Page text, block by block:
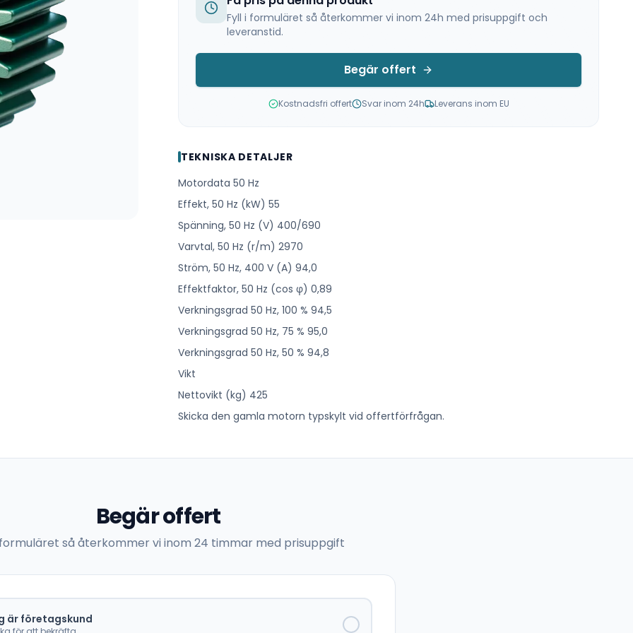
Fyll i formuläret så återkommer vi inom 24h med prisuppgift och
leveranstid.
Begär offert
Kostnadsfri offert Svar inom 24h Leverans inom EU
TEKNISKA DETALJER
Motordata 50 Hz
Effekt, 50 Hz (kW) 55
Spänning, 50 Hz (V) 400/690
Varvtal, 50 Hz (r/m) 2970
Ström, 50 Hz, 400 V (A) 94,0
Effektfaktor, 50 Hz (cos φ) 0,89
Verkningsgrad 50 Hz, 100 % 94,5
Verkningsgrad 50 Hz, 75 % 95,0
Verkningsgrad 50 Hz, 50 % 94,8
Vikt
Nettovikt (kg) 425
Skicka den gamla motorn typskylt vid offertförfrågan.
Begär offert
så återkommer vi inom 24 timmar med prisuppgift
är företagskund